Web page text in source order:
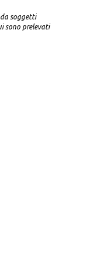
soggetti
sono prelevati